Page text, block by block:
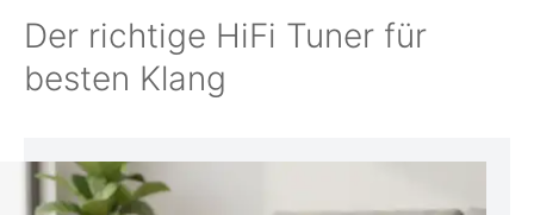
Der richtige HiFi Tuner für
besten Klang